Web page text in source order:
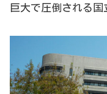
巨大で圧倒される国